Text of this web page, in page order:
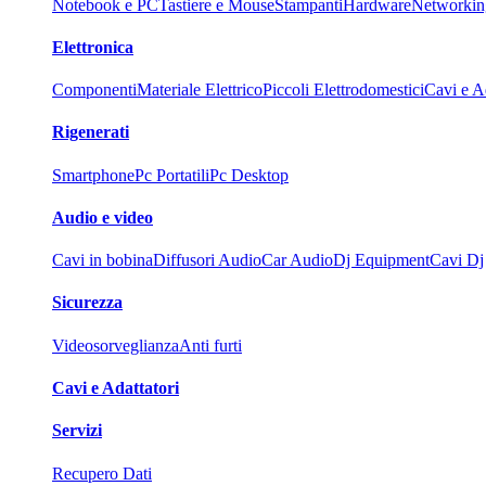
Notebook e PCTastiere e MouseStampantiHardware
Elettronica
ComponentiMateriale ElettricoPiccoli ElettrodomesticiCavi e
Rigenerati
SmartphonePc PortatiliPc Desktop
Audio e video
Cavi in bobinaDiffusori AudioCar AudioDj EquipmentCavi Dj
Sicurezza
VideosorveglianzaAnti furti
Cavi e Adattatori
Servizi
Recupero Dati